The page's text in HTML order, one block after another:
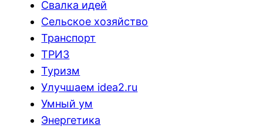
Свалка идей
Сельское хозяйство
Транспорт
ТРИЗ
Туризм
Улучшаем idea2.ru
Умный ум
Энергетика